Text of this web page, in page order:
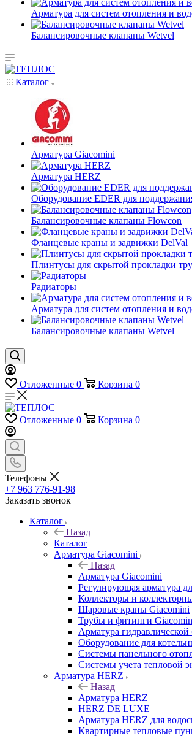
Арматура для систем отопления и
Балансировочные клапаны Wetvel
Каталог
Арматура Giacomini
Арматура HERZ
Оборудование EDER для
Балансировочные клапаны Flowcon
Фланцевые краны и задвижки DelVal
Плинтусы для скрытой прокладки
Радиаторы
Арматура для систем отопления и
Балансировочные клапаны Wetvel
Отложенные 0 Корзина 0
Отложенные 0 Корзина 0
Телефоны
+7 963 776-91-98
Заказать звонок
Каталог
Назад
Каталог
Арматура Giacomini
Назад
Арматура Giacomini
Регулирующая арматура
Коллекторы и
Шаровые краны Giacomini
Трубы и фитинги
Арматура
Оборудование для
Системы панельного
Системы учета тепловой
Арматура HERZ
Назад
Арматура HERZ
HERZ DE LUXE
Арматура HERZ для
Квартирные тепловые